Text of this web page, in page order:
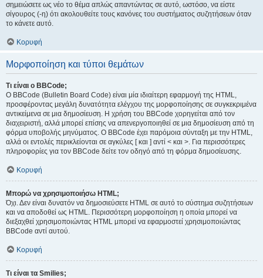
σημειώσετε ως νέο το θέμα απλώς απαντώντας σε αυτό, ωστόσο, να είστε
σίγουρος (-η) ότι ακολουθείτε τους κανόνες του συστήματος συζητήσεων όταν
το κάνετε αυτό.
Κορυφή
Μορφοποίηση και τύποι θεμάτων
Τι είναι ο BBCode;
Ο BBCode (Bulletin Board Code) είναι μία ιδιαίτερη εφαρμογή της HTML,
προσφέροντας μεγάλη δυνατότητα ελέγχου της μορφοποίησης σε συγκεκριμένα
αντικείμενα σε μια δημοσίευση. Η χρήση του BBCode χορηγείται από τον
διαχειριστή, αλλά μπορεί επίσης να απενεργοποιηθεί σε μια δημοσίευση από τη
φόρμα υποβολής μηνύματος. Ο BBCode έχει παρόμοια σύνταξη με την HTML,
αλλά οι εντολές περικλείονται σε αγκύλες [ και ] αντί < και >. Για περισσότερες
πληροφορίες για τον BBCode δείτε τον οδηγό από τη φόρμα δημοσίευσης.
Κορυφή
Μπορώ να χρησιμοποιήσω HTML;
Όχι. Δεν είναι δυνατόν να δημοσιεύσετε HTML σε αυτό το σύστημα συζητήσεων
και να αποδοθεί ως HTML. Περισσότερη μορφοποίηση η οποία μπορεί να
διεξαχθεί χρησιμοποιώντας HTML μπορεί να εφαρμοστεί χρησιμοποιώντας
BBCode αντί αυτού.
Κορυφή
Τι είναι τα Smilies;